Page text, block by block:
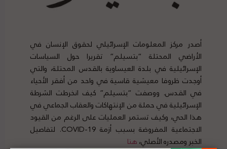
أصدر مركز المعلومات الإسرائيلي لحقوق الإنسان في
الأراضي المحتلة “بتسيلم” تقريرا حول السياسات
الإسرائيلية في بلدة العيساوية بالقدس المحتلة، والتي
أوجدت ظروفا معيشية قاسية في واحد من أفقر الأحياء
في القدس. ووصفت “بتسيلم” كيف انخرطت الشرطة
الإسرائيلية في حملة من الإنتهاكات والعقاب الجماعي في
هذا الحي، وكيف تستمر العمليات على الرغم من القيود
الاجتماعية المفروضة بسبب أزمة COVID-19. لتفاصيل
الخبر ومصدره الأصلي،هنا